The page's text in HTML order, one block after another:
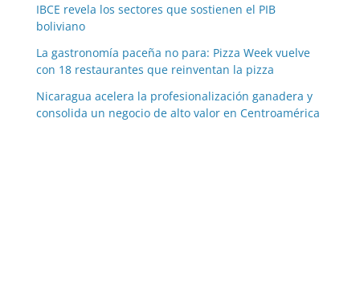
IBCE revela los sectores que sostienen el PIB
boliviano
La gastronomía paceña no para: Pizza Week vuelve
con 18 restaurantes que reinventan la pizza
Nicaragua acelera la profesionalización ganadera y
consolida un negocio de alto valor en Centroamérica